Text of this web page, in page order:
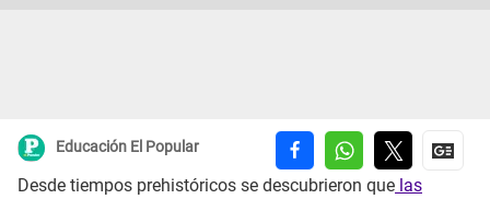
Educación El Popular
Desde tiempos prehistóricos se descubrieron que las